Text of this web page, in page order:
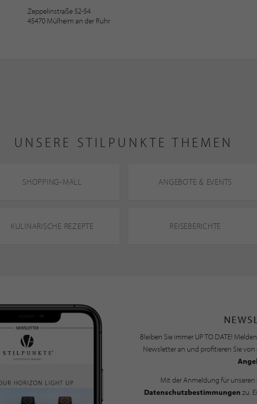
Zeppelinstraße 52-54
45470 Mülheim an der Ruhr
UNSERE STILPUNKTE THEMEN
SHOPPING-MALL ANGEBOTE & EVENTS
KULINARISCHE REZEPTE REISEBERICHTE
Bleiben Sie immer UP TO DATE!
Newsletter an und profitieren Sie von
Mit der Anmeldung für
Datenschutzbestimmungen zu.